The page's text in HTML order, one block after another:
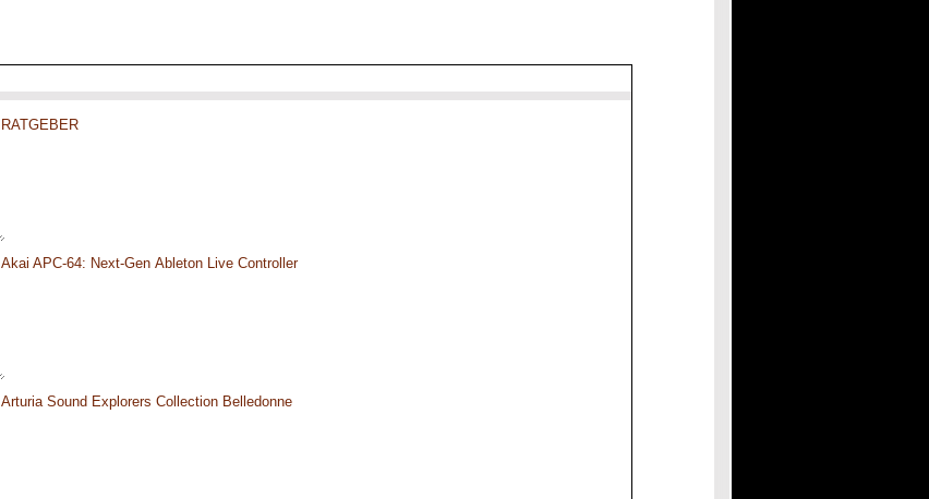
RATGEBER
Akai APC-64: Next-Gen Ableton Live Controller
Arturia Sound Explorers Collection Belledonne